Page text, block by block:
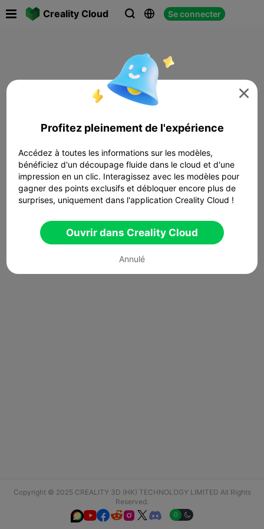
Creality Cloud   Se connecter
Copyright © 2025 CREALITY 3D (HK) TECHNOLOGY LIMITED All Rights
Reserved.
  

Profitez pleinement de l'expérience
Accédez à toutes les informations sur les modèles,
bénéficiez d'un découpage fluide dans le cloud et d'une
impression en un clic. Interagissez avec les modèles pour
gagner des points exclusifs et débloquer encore plus de
surprises, uniquement dans l'application Creality Cloud !
Ouvrir dans Creality Cloud
Annulé